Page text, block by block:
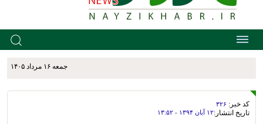
جمعه ۱۶ مرداد ۱۴۰۵
کد خبر: ۳۲۶
تاریخ انتشار:۱۲ آبان ۱۳۹۴ - ۱۳:۵۲